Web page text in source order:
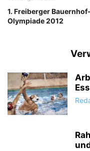
1. Freiberger Bauernhof-
Olympiade 2012